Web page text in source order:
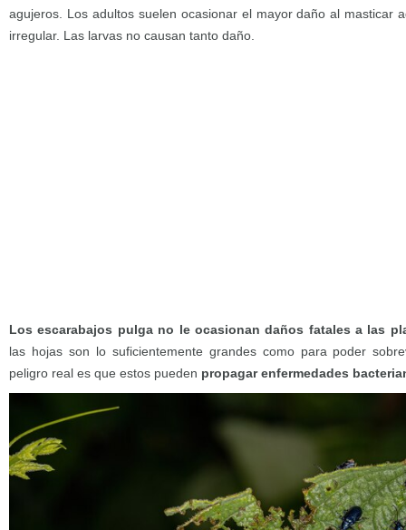
agujeros. Los adultos suelen ocasionar el mayor daño al masticar
irregular. Las larvas no causan tanto daño.
Los escarabajos pulga no le ocasionan daños fatales a las
las hojas son lo suficientemente grandes como para poder
peligro real es que estos pueden propagar enfermedades